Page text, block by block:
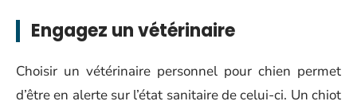
Engagez un vétérinaire
Choisir un vétérinaire personnel pour chien permet
d’être en alerte sur l’état sanitaire de celui-ci. Un chiot